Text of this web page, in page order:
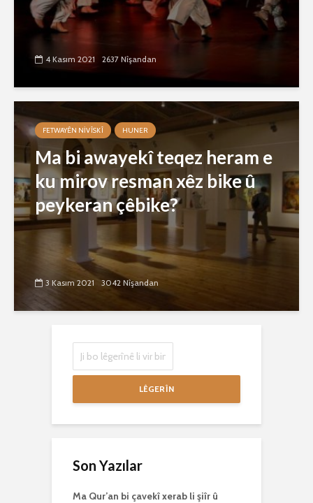
4 Kasım 2021 2637 Nîşandan
FETWAYÊN NIVÎSKÎ HUNER
Ma bi awayekî teqez heram e
ku mirov resman xêz bike û
peykeran çêbike?
3 Kasım 2021 3042 Nîşandan
LÊGERÎN
Son Yazılar
Ma Qur’an bi çavekî xerab li şiîr û